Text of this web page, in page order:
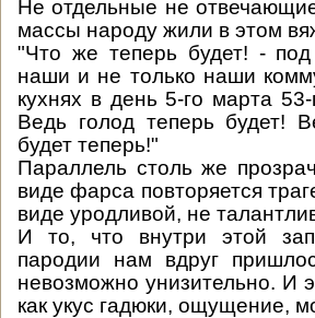
Не отдельные не
массы народу жили в этом
"Что же теперь будет! -
наши и не только наши
кухнях в день 5-го марта
Ведь голод теперь будет!
будет теперь!"
Параллель столь же
виде фарса повторяется
виде уродливой, не
И то, что внутри этой
пародии нам вдруг
невозможно унизительно. И
как укус гадюки, ощущение,